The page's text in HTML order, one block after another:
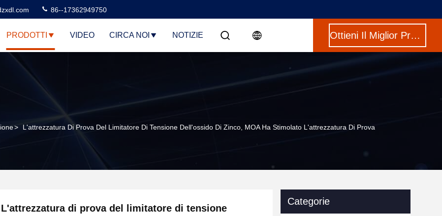
86--17362949750
PRODOTTI VIDEO CIRCA NOI NOTIZIE Ottieni Il Miglior Prezzo
> L'attrezzatura Di Prova Del Limitatore Di Tensione Dell'ossido Di Zinco, MOA Ha Stimolato L'attrezzatura Di Prova
L'attrezzatura di prova del limitatore di tensione
Categorie